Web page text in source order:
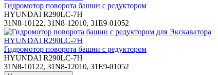
Гидромотор поворота башни с редуктором
HYUNDAI R290LC-7H
31N8-10122, 31N8-12010, 31E9-01052
Гидромотор поворота башни с редуктором
HYUNDAI R290LC-7H
31N8-10122, 31N8-12010, 31E9-01052